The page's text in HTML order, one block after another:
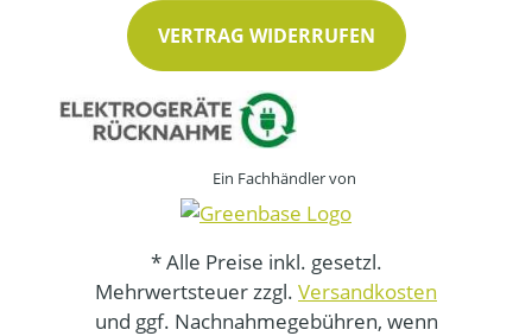
VERTRAG WIDERRUFEN
Ein Fachhändler von
* Alle Preise inkl. gesetzl.
Mehrwertsteuer zzgl. Versandkosten
und ggf. Nachnahmegebühren, wenn